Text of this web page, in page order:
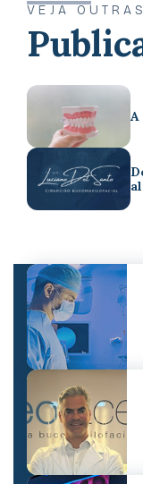
VEJA OUTRAS
A